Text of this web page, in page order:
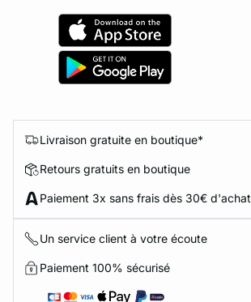
Livraison gratuite en boutique*
Retours gratuits en boutique
Paiement 3x sans frais dès 30€ d'achat
Un service client à votre écoute
Paiement 100% sécurisé